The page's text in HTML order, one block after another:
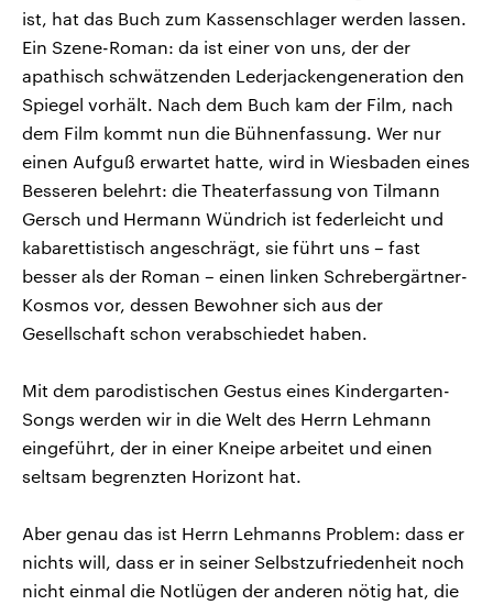
ist, hat das Buch zum Kassenschlager werden lassen.
Ein Szene-Roman: da ist einer von uns, der der
apathisch schwätzenden Lederjackengeneration den
Spiegel vorhält. Nach dem Buch kam der Film, nach
dem Film kommt nun die Bühnenfassung. Wer nur
einen Aufguß erwartet hatte, wird in Wiesbaden eines
Besseren belehrt: die Theaterfassung von Tilmann
Gersch und Hermann Wündrich ist federleicht und
kabarettistisch angeschrägt, sie führt uns – fast
besser als der Roman – einen linken Schrebergärtner-
Kosmos vor, dessen Bewohner sich aus der
Gesellschaft schon verabschiedet haben.
Mit dem parodistischen Gestus eines Kindergarten-
Songs werden wir in die Welt des Herrn Lehmann
eingeführt, der in einer Kneipe arbeitet und einen
seltsam begrenzten Horizont hat.
Aber genau das ist Herrn Lehmanns Problem: dass er
nichts will, dass er in seiner Selbstzufriedenheit noch
nicht einmal die Notlügen der anderen nötig hat, die